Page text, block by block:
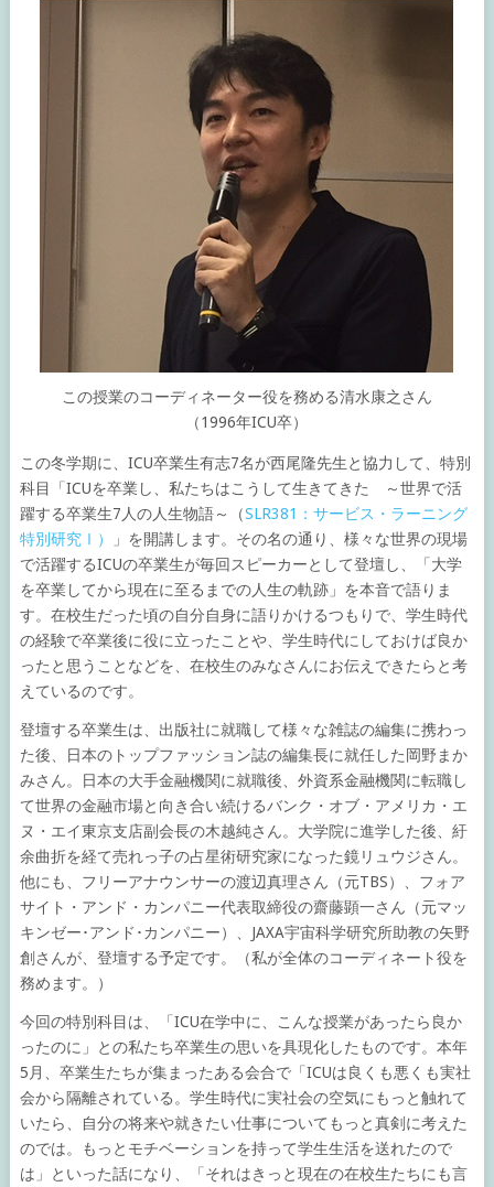
この授業のコーディネーター役を務める清水康之さん
（1996年ICU卒）
この冬学期に、ICU卒業生有志7名が西尾隆先生と協力して、特別
科目「ICUを卒業し、私たちはこうして生きてきた ～世界で活
躍する卒業生7人の人生物語～（SLR381：サービス・ラーニング
特別研究Ⅰ）
」を開講します。その名の通り、様々な世界の現場
で活躍するICUの卒業生が毎回スピーカーとして登壇し、「大学
を卒業してから現在に至るまでの人生の軌跡」を本音で語りま
す。在校生だった頃の自分自身に語りかけるつもりで、学生時代
の経験で卒業後に役に立ったことや、学生時代にしておけば良か
ったと思うことなどを、在校生のみなさんにお伝えできたらと考
えているのです。
登壇する卒業生は、出版社に就職して様々な雑誌の編集に携わっ
た後、日本のトップファッション誌の編集長に就任した岡野まか
みさん。日本の大手金融機関に就職後、外資系金融機関に転職し
て世界の金融市場と向き合い続けるバンク・オブ・アメリカ・エ
ヌ・エイ東京支店副会長の木越純さん。大学院に進学した後、紆
余曲折を経て売れっ子の占星術研究家になった鏡リュウジさん。
他にも、フリーアナウンサーの渡辺真理さん（元TBS）、フォア
サイト・アンド・カンパニー代表取締役の齋藤顕一さん（元マッ
キンゼー･アンド･カンパニー）、JAXA宇宙科学研究所助教の矢野
創さんが、登壇する予定です。（私が全体のコーディネート役を
務めます。）
今回の特別科目は、「ICU在学中に、こんな授業があったら良か
ったのに」との私たち卒業生の思いを具現化したものです。本年
5月、卒業生たちが集まったある会合で「ICUは良くも悪くも実社
会から隔離されている。学生時代に実社会の空気にもっと触れて
いたら、自分の将来や就きたい仕事についてもっと真剣に考えた
のでは。もっとモチベーションを持って学生生活を送れたので
は」といった話になり、「それはきっと現在の在校生たちにも言